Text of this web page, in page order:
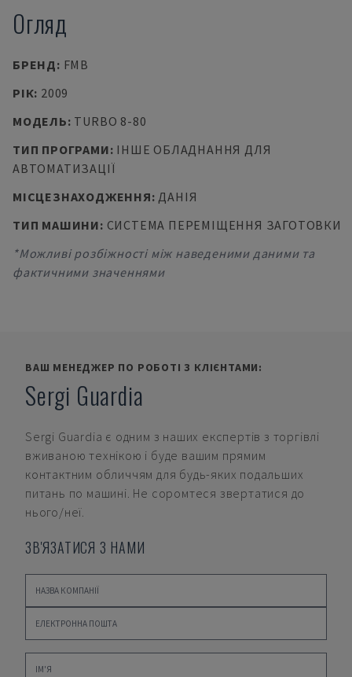
Огляд
БРЕНД: FMB
РІК: 2009
МОДЕЛЬ: TURBO 8-80
ТИП ПРОГРАМИ: ІНШЕ ОБЛАДНАННЯ ДЛЯ
АВТОМАТИЗАЦІЇ
МІСЦЕЗНАХОДЖЕННЯ:ДАНІЯ
ТИП МАШИНИ: СИСТЕМА ПЕРЕМІЩЕННЯ ЗАГОТОВКИ
*Можливі розбіжності між наведеними даними та
фактичними значеннями
ВАШ МЕНЕДЖЕР ПО РОБОТІ З КЛІЄНТАМИ:
Sergi Guardia
Sergi Guardia є одним з наших експертів з торгівлі
вживаною технікою і буде вашим прямим
контактним обличчям для будь-яких подальших
питань по машині. Не соромтеся звертатися до
нього/неї.
ЗВ'ЯЗАТИСЯ З НАМИ